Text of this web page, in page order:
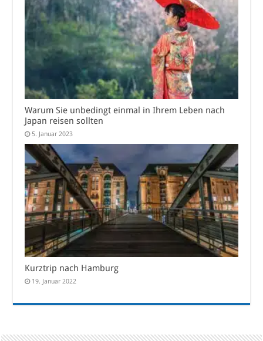
Warum Sie unbedingt einmal in Ihrem Leben nach
Japan reisen sollten
5. Januar 2023
Kurztrip nach Hamburg
19. Januar 2022